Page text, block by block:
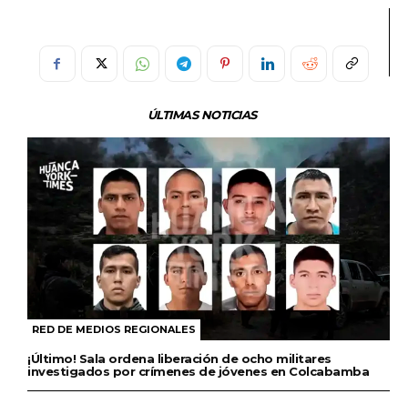
ÚLTIMAS NOTICIAS
RED DE MEDIOS REGIONALES
¡Último! Sala ordena liberación de ocho militares
investigados por crímenes de jóvenes en Colcabamba